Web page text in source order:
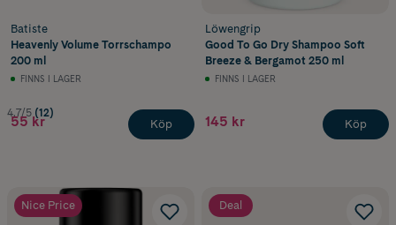
Batiste
Heavenly Volume Torrschampo
200 ml
FINNS I LAGER
4.7/5 (12)
55 kr Köp
Löwengrip
Good To Go Dry Shampoo Soft
Breeze & Bergamot 250 ml
FINNS I LAGER
145 kr Köp
Nice Price Deal